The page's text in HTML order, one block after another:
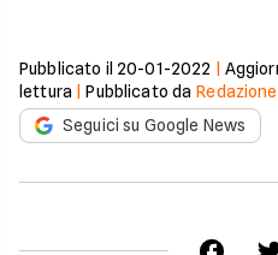
Pubblicato il 20-01-2022
lettura |Pubblicato da
Seguici su Google News